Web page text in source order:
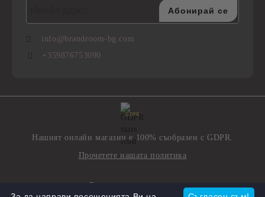
info@brandroom-bg.com
+359876753090
GDPR
Нашият онлайн магазин е 100% съобразен с GDPR.
Прочетете нашата политика